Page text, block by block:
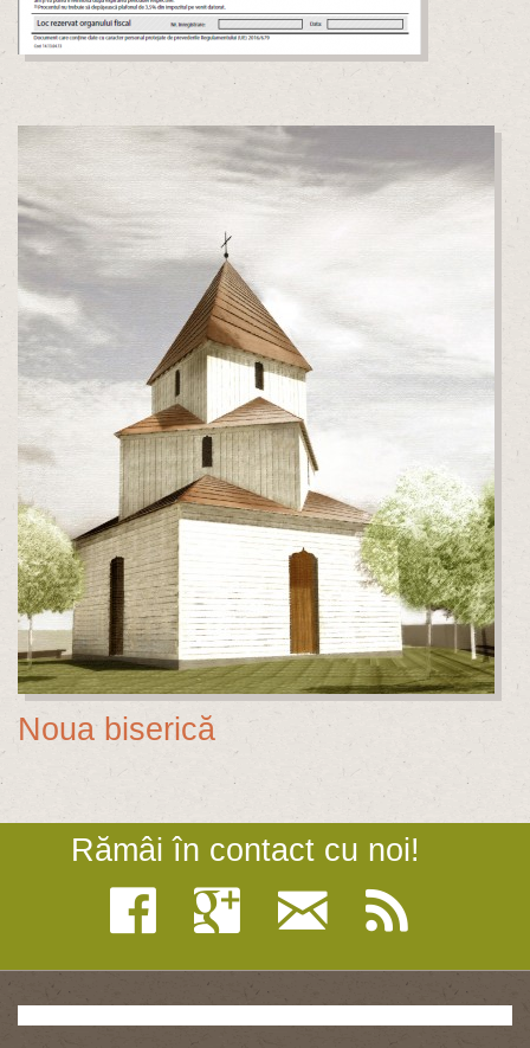
Noua biserică
Rămâi în contact cu noi!